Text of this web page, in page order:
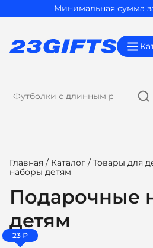
Минимальная сумма
Главная / Каталог / Товары для
наборы детям
Подарочные
детям
23 ₽